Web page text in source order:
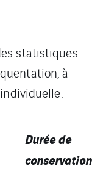
statistiques
à
Durée de
conservation